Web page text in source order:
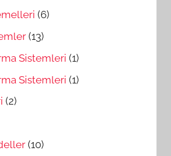
(6)
(13)
Sistemleri (1)
Sistemleri (1)
(2)
(10)